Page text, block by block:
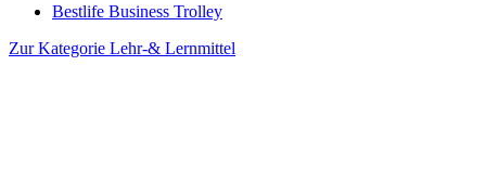
Bestlife Business Trolley
Zur Kategorie Lehr-& Lernmittel